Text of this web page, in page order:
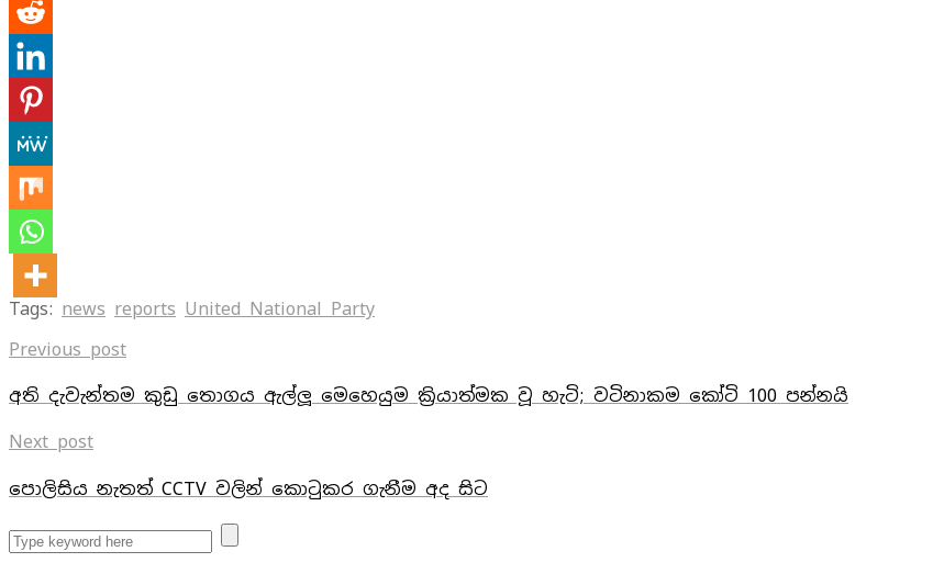
Tags: news reports United National Party
Previous post
අති දැවැන්තම කුඩු තොගය ඇල්ලූ මෙහෙයුම ක්‍රියාත්මක වූ හැටි; වටිනාකම කෝටි 100 පන්නයි
Next post
පොලිසිය නැතත් CCTV වලින් කොටුකර ගැනීම අද සිට